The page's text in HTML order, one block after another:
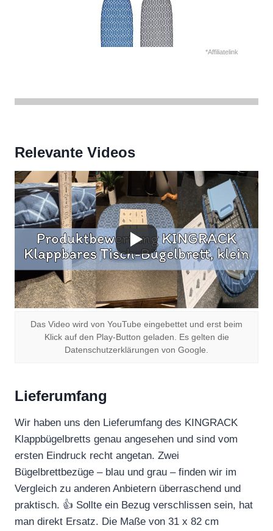
*Affiliatelink
Relevante Videos
Das Video wird von YouTube eingebettet und erst beim
Klick auf den Play-Button geladen. Es gelten die
Datenschutzerklärungen von Google.
Lieferumfang
Wir haben uns den Lieferumfang des KINGRACK
Klappbügelbretts genau angesehen und sind vom
ersten Eindruck recht angetan. Zwei
Bügelbrettbezüge – blau und grau – finden wir im
Vergleich zu anderen Anbietern überraschend und
praktisch. 👍 Sollte ein Bezug verschlissen sein, hat
man direkt Ersatz. Die Maße von 31 x 82 cm